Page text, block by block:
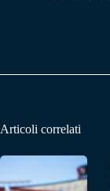
Articoli correlati